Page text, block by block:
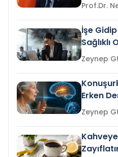
İşe
Sağlıklı
Gelir mi?
Erken
mi?